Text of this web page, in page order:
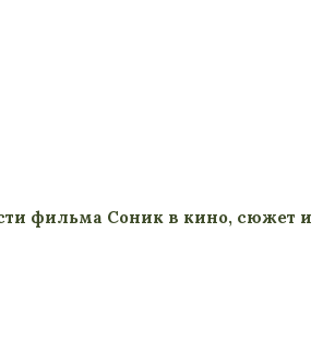
фильма Соник в кино, сюжет и